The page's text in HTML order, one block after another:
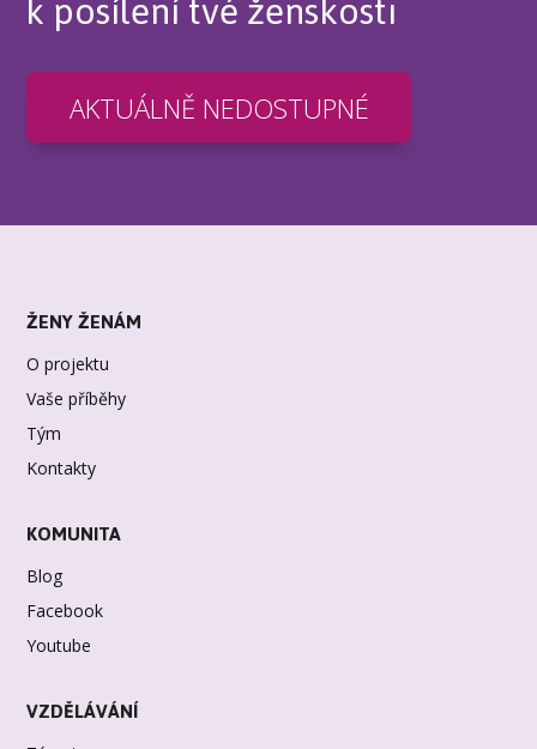
AKTUÁLNĚ NEDOSTUPNÉ
ŽENY ŽENÁM
O projektu
Vaše příběhy
Tým
Kontakty
KOMUNITA
Blog
Facebook
Youtube
VZDĚLÁVÁNÍ